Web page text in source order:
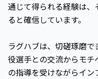
通じて得られる経験は
ると確信しています。
ラグハブは、切磋琢磨
役選手との交流からモ
の指導を受けながらイ